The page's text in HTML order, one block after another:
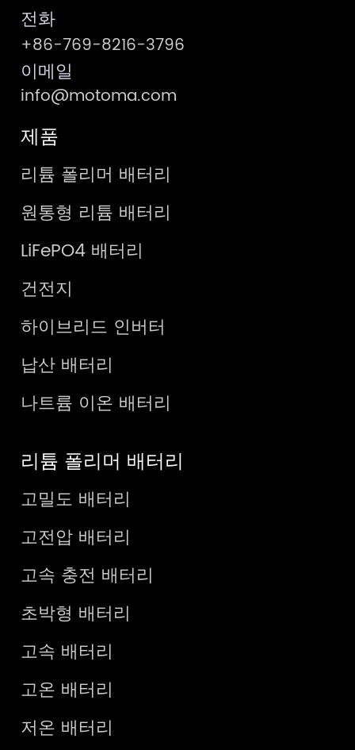
전화
+86-769-8216-3796
이메일
info@motoma.com
제품
리튬 폴리머 배터리
원통형 리튬 배터리
LiFePO4 배터리
건전지
하이브리드 인버터
납산 배터리
나트륨 이온 배터리
리튬 폴리머 배터리
고밀도 배터리
고전압 배터리
고속 충전 배터리
초박형 배터리
고속 배터리
고온 배터리
저온 배터리